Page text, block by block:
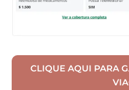
CLIQUE AQUI PARA